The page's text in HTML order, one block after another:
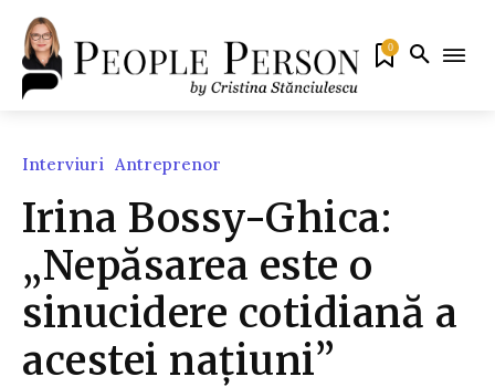
0
Interviuri Antreprenor
Irina Bossy-Ghica:
„Nepăsarea este o
sinucidere cotidiană a
acestei națiuni”